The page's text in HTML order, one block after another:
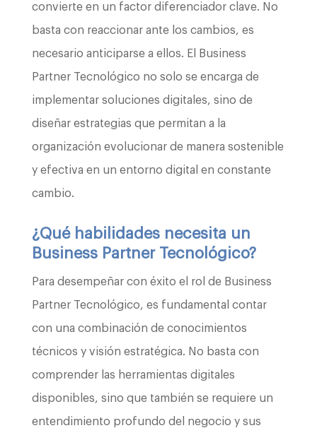
convierte en un factor diferenciador clave. No
basta con reaccionar ante los cambios, es
necesario anticiparse a ellos. El Business
Partner Tecnológico no solo se encarga de
implementar soluciones digitales, sino de
diseñar estrategias que permitan a la
organización evolucionar de manera sostenible
y efectiva en un entorno digital en constante
cambio.
¿Qué habilidades necesita un
Business Partner Tecnológico?
Para desempeñar con éxito el rol de Business
Partner Tecnológico, es fundamental contar
con una combinación de conocimientos
técnicos y visión estratégica. No basta con
comprender las herramientas digitales
disponibles, sino que también se requiere un
entendimiento profundo del negocio y sus